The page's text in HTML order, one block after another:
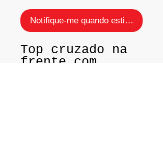
Notifique-me quando estiver
Top cruzado na
frente com